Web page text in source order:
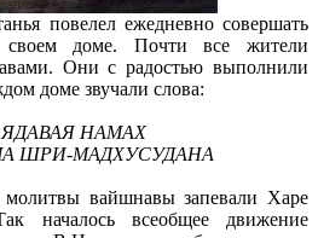
повелел ежедневно совершать
своем доме. Почти все жители
Они с радостью выполнили
доме звучали слова:
НАМАХ
ШРИ-МАДХУСУДАНА
вайшнавы запевали Харе
началось всеобщее движение